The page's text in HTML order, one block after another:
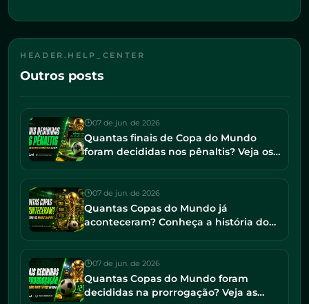
HEADER.HELP_CENTER
Outros posts
07 de jun. de 2026
Quantas finais de Copa do Mundo
foram decididas nos pênaltis? Veja os
07 de jun. de 2026
Quantas Copas do Mundo já
aconteceram? Conheça a história do
07 de jun. de 2026
Quantas Copas do Mundo foram
decididas na prorrogação? Veja as